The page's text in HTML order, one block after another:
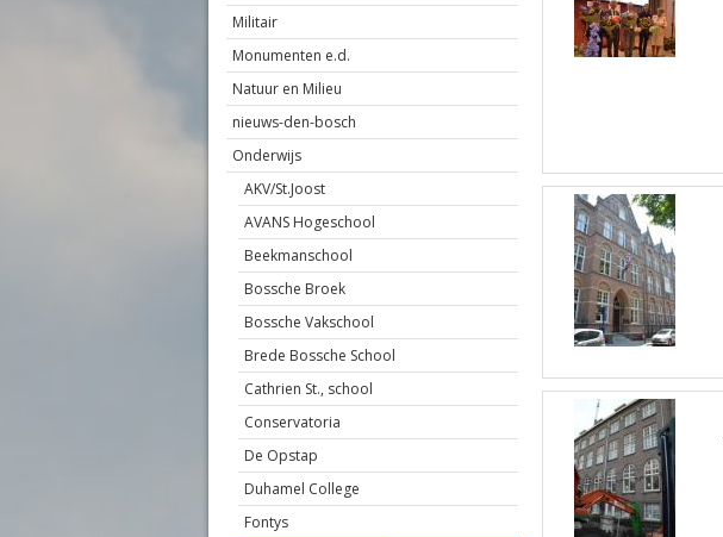
Militair
Monumenten e.d.
Natuur en Milieu
nieuws-den-bosch
Onderwijs
AKV/St.Joost
AVANS Hogeschool
Beekmanschool
Bossche Broek
Bossche Vakschool
Brede Bossche School
Cathrien St., school
Conservatoria
De Opstap
Duhamel College
Fontys